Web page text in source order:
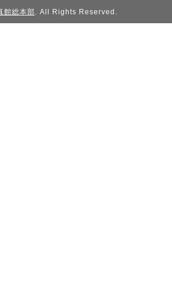
館総本部. All Rights Reserved.